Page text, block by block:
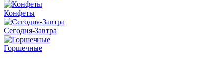
Конфеты
Сегодня-Завтра
Горшечные